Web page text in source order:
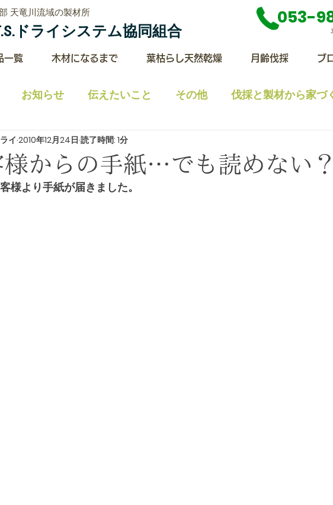
天竜川流域の製材所
ドライシステム協同組合
053-
一覧 木材になるまで 葉枯らし天然乾燥 月齢伐採 ブ
お知らせ 伝えたいこと その他 伐採と製材から家づ
らせ及びプレスリリース
様からの手紙…でも読めない？
イ 2010年12月24日 読了時間: 1分
様より手紙が届きました。